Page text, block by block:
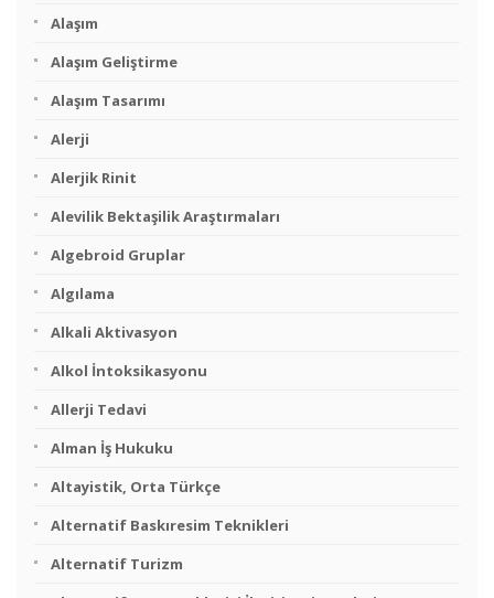
Alaşım
Alaşım Geliştirme
Alaşım Tasarımı
Alerji
Alerjik Rinit
Alevilik Bektaşilik Araştırmaları
Algebroid Gruplar
Algılama
Alkali Aktivasyon
Alkol İntoksikasyonu
Allerji Tedavi
Alman İş Hukuku
Altayistik, Orta Türkçe
Alternatif Baskıresim Teknikleri
Alternatif Turizm